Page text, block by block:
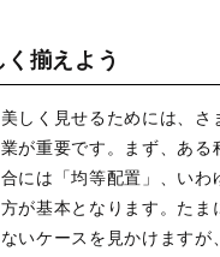
揃えよう
しく見せるためには、さ
が重要です。まず、ある
には「均等配置」、いわ
が基本となります。たま
いケースを見かけますが